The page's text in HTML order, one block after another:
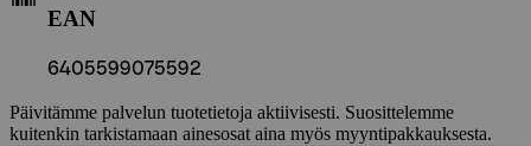
EAN
6405599075592
Päivitämme palvelun tuotetietoja aktiivisesti. Suosittelemme
kuitenkin tarkistamaan ainesosat aina myös myyntipakkauksesta.